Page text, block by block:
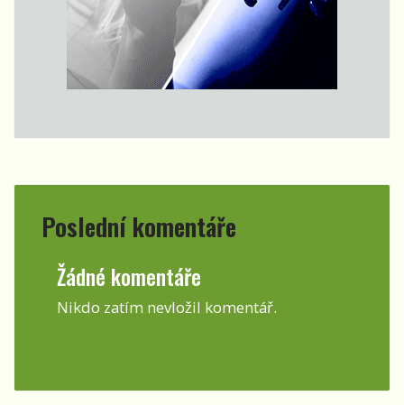
Poslední komentáře
Žádné komentáře
Nikdo zatím nevložil komentář.